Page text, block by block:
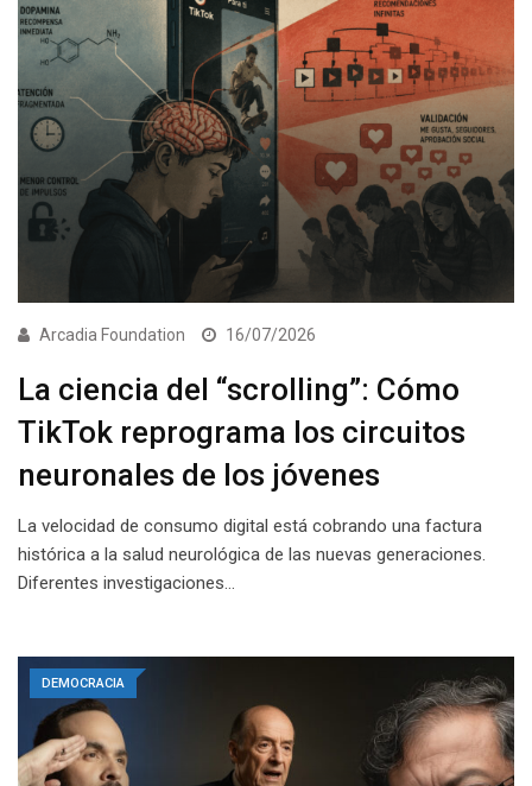
Arcadia Foundation 16/07/2026
La ciencia del “scrolling”: Cómo
TikTok reprograma los circuitos
neuronales de los jóvenes
La velocidad de consumo digital está cobrando una factura
histórica a la salud neurológica de las nuevas generaciones.
Diferentes investigaciones…
DEMOCRACIA